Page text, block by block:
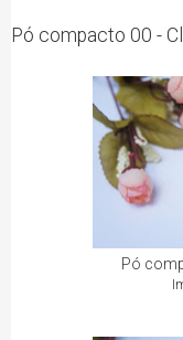
Pó compacto 00 -
Pó